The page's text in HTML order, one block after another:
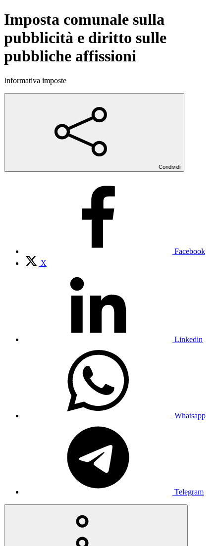
Imposta comunale sulla
pubblicità e diritto sulle
pubbliche affissioni
Informativa imposte
Condividi
Facebook
X
Linkedin
Whatsapp
Telegram